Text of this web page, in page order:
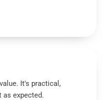
It's practical,
expected.